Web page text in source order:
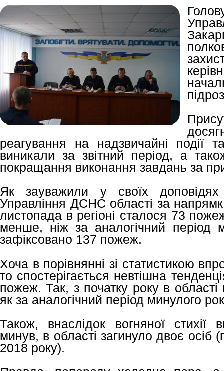
реагування на надзвичайні події
виникали за звітний період, а
покращання виконання завдань за
Як зауважили у своїх доповідях
Управління ДСНС області за
листопада в регіоні сталося 73
менше, ніж за аналогічний період
зафіксовано 137 пожеж.
Хоча в порівнянні зі статистикою
то спостерігається невтішна
пожеж. Так, з початку року в
як за аналогічний період минулого
Також, внаслідок вогняної
минув, в області загинуло двоє осіб
2018 року).